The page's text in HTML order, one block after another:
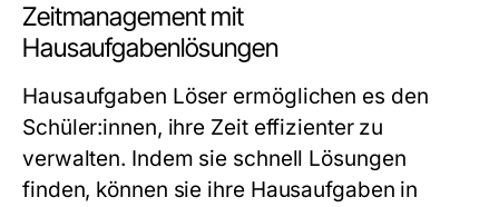
Zeitmanagement mit
Hausaufgabenlösungen
Hausaufgaben Löser ermöglichen es den
Schüler:innen, ihre Zeit effizienter zu
verwalten. Indem sie schnell Lösungen
finden, können sie ihre Hausaufgaben in